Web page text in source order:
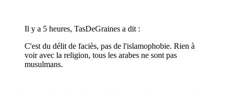
Il y a 5 heures, TasDeGraines a dit :
C'est du délit de faciès, pas de l'islamophobie. Rien à
voir avec la religion, tous les arabes ne sont pas
musulmans.